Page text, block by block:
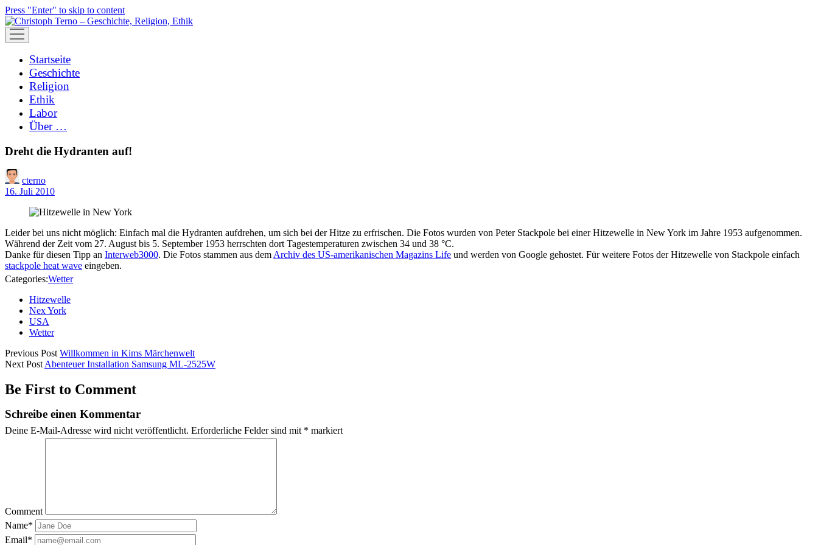
Press "Enter" to skip to content
open
menu
Startseite
Geschichte
Religion
Ethik
Labor
Über …
Dreht die Hydranten auf!
cterno
16. Juli 2010
Leider bei uns nicht möglich: Einfach mal die Hydranten aufdrehen, um sich bei der Hitze zu erfrischen. Die Fotos wurden von Peter Stackpole bei einer Hitzewelle in New York im Jahre 1953 aufgenommen.
Während der Zeit vom 27. August bis 5. September 1953 herrschten dort Tagestemperaturen zwischen 34 und 38 °C.
Danke für diesen Tipp an Interweb3000. Die Fotos stammen aus demArchiv des US-amerikanischen Magazins Life und werden von Google gehostet. Für weitere Fotos der Hitzewelle von Stackpole einfach
stackpole heat wave eingeben.
Categories:Wetter
Hitzewelle
Nex York
USA
Wetter
Previous Post Willkommen in Kims Märchenwelt
Next Post Abenteuer Installation Samsung ML-2525W
Be First to Comment
Schreibe einen Kommentar
Deine E-Mail-Adresse wird nicht veröffentlicht. Erforderliche Felder sind mit * markiert
Comment
Name*
Email*